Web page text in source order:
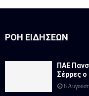
ΡΟΉ ΕΙΔΉΣΕΩΝ
ΠΑΕ
Σέρρες
8